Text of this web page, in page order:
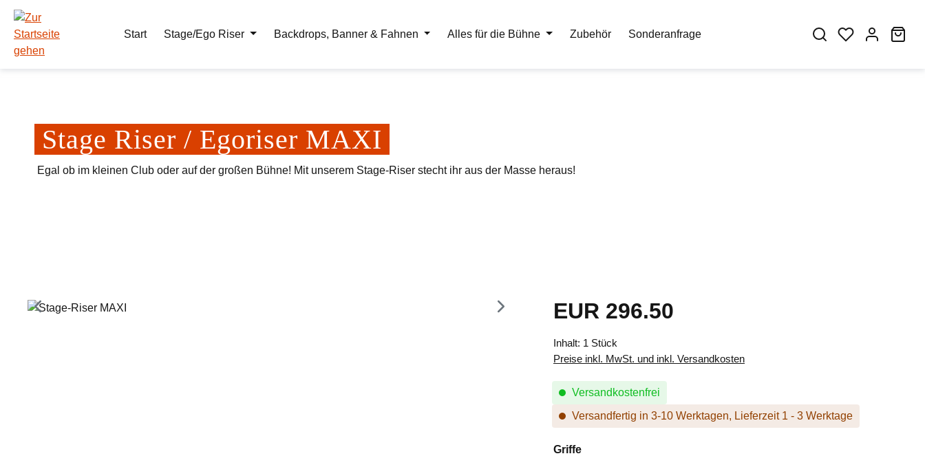
Hauptinhalt springen
Zur Suche springen
Zur Hauptnavigation springen
Start
Stage/Ego Riser Backdrops, Banner & Fahnen Alles für die Bühne Zubehör Sonderanfrage
Stage Riser / Egoriser MAXI
Egal ob im kleinen Club oder auf der großen Bühne! Mit unserem Stage-Riser stecht ihr aus der Masse heraus!
Bildergalerie überspringen Regulärer Preis:
EUR 296.50
Inhalt: 1 Stück
Preise inkl. MwSt. und inkl. Versandkosten
Versandkostenfrei
Versandfertig in 3-10 Werktagen, Lieferzeit 1 - 3 Werktage
Griffeauswählen